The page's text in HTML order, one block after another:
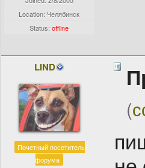
Location: Челябинск
Status:offline
LIND
Почетный посетитель
форума
(